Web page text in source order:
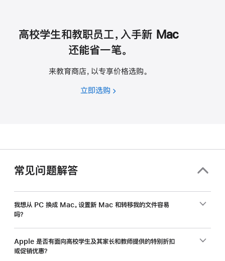
高校学生和教职员工，入手新 Mac
还能省一笔。
来教育商店，以专享价格选购。
立即选购 高
工，
入
新
Mac
常见问题解答
我想从 PC 换成 Mac。设置新 Mac 和转移我的文件容易
吗？
Apple 是否有面向高校学生及其家长和教师提供的特别折扣
或促销优惠？